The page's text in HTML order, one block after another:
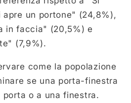
un portone" (24,8%),
in faccia" (20,5%) e
(7,9%).
come la popolazione
se una porta-finestra
porta o a una finestra.